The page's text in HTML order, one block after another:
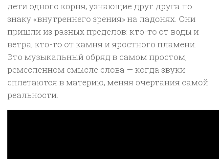
дети одного корня, узнающие друг друга по
знаку «внутреннего зрения» на ладонях. Они
пришли из разных пределов: кто-то от воды и
ветра, кто-то от камня и яростного пламени.
Это музыкальный обряд в самом простом,
ремесленном смысле слова — когда звуки
сплетаются в материю, меняя очертания самой
реальности.